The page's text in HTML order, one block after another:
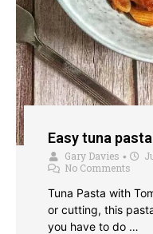
Easy tuna
Gary Davies •
No Comments
Tuna Pasta with
or cutting, this
you have to do …